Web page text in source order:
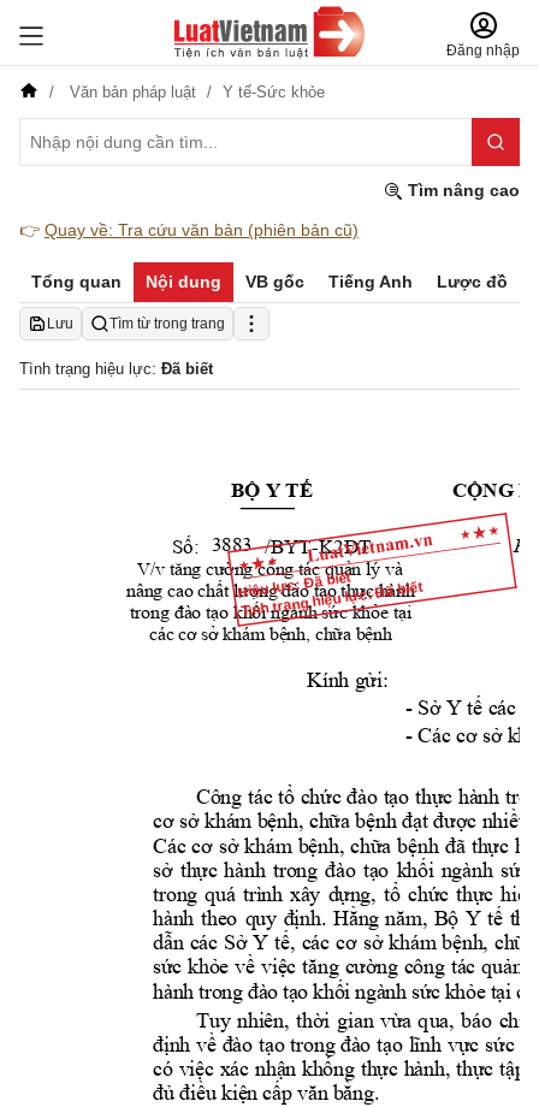
Đăng nhập
Văn bản pháp luật Y tế-Sức khỏe
Tìm nâng cao
👉 Quay về: Tra cứu văn bản (phiên bản cũ)
Tổng quan Nội dung VB gốc Tiếng Anh Lược đồ
Lưu Tìm từ trong trang
Tình trạng hiệu lực: Đã biết
Hiệu lực: Đã biết
Tình trạng hiệu lực: Đã biết
BỘ Y TẾ CỘNG
Số:             /BYT-K2ĐT
V/v tăng cường công tác quản lý và
nâng cao chất lượng đào tạo thực hành
trong đào tạo khối ngành sức khỏe tại
các cơ sở khám bệnh, chữa bệnh
Kính gửi:
- Sở Y tế các
- Các cơ sở k
Công tác tổ chức đào tạo thực hành
cơ sở khám bệnh, chữa bệnh đạt được nhiều
Các cơ sở khám bệnh, chữa bệnh đã thực
sở thực hành trong đào tạo khối ngành sức
trong quá trình xây dựng, tổ chức thực
hành theo quy định. Hằng năm, Bộ Y tế t
dẫn các Sở Y tế, các cơ sở khám bệnh, chữa
sức khỏe về việc tăng cường công tác quản
hành trong đào tạo khối ngành sức khỏe tại cá
Tuy nhiên, thời gian vừa qua, báo chí
định về đào tạo trong đào tạo lĩnh vực sức
có việc xác nhận khống thực hành, thực tập
đủ điều kiện cấp văn bằng.
3883